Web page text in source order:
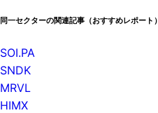
同一セクターの関連記事（おすすめレポート）
SOI.PA
SNDK
MRVL
HIMX